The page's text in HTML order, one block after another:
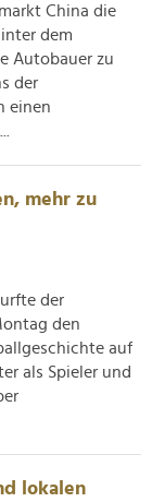
China die
dem
Autobauer zu
der
einen
mehr zu
der
den
auf
als Spieler und
lokalen